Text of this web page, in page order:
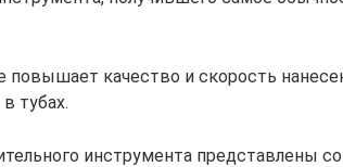
повышает качество и скорость
тубах.
инструмента представлены